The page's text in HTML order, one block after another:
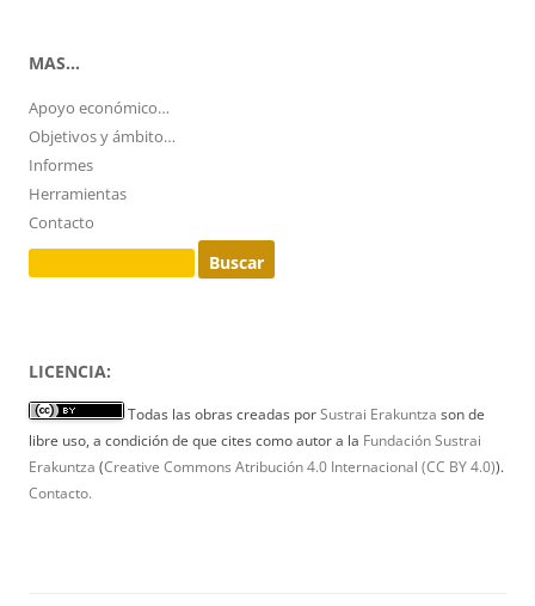
MAS…
Apoyo económico…
Objetivos y ámbito…
Informes
Herramientas
Contacto
Buscar:
LICENCIA:
Todas las obras creadas porSustrai Erakuntza son de
libre uso, a condición de que cites como autor a la Fundación Sustrai
Erakuntza (Creative Commons Atribución 4.0 Internacional (CC BY 4.0)).
Contacto.